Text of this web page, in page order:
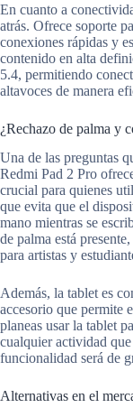
En cuanto a
atrás. Ofrece soporte
conexiones rápidas y
contenido en alta
5.4, permitiendo
altavoces de manera
¿Rechazo de palma y
Una de las preguntas
Redmi Pad 2 Pro
crucial para quienes
que evita que el
mano mientras se
de palma está
para artistas y
Además, la tablet es
accesorio que permite
planeas usar la tablet
cualquier actividad
funcionalidad será de
Alternativas en el